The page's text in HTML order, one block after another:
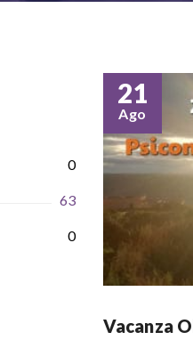
21
Ago
Vacanza
0
63
0